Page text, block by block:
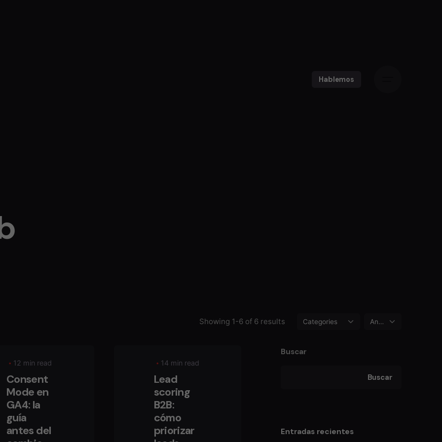
Hablemos
Showing 1-6 of 6 results
12 min read
Consent
Mode en
GA4: la
guía
antes del
14 min read
Lead
scoring
B2B:
cómo
priorizar
Buscar
Buscar
Entradas recientes